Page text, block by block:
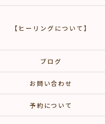
【ヒーリングについて】
ブログ
お問い合わせ
予約について